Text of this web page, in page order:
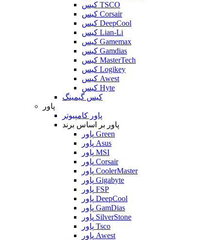
کیس TSCO
کیس Corsair
کیس DeepCool
کیس Lian-Li
کیس Gamemax
کیس Gamdias
کیس MasterTech
کیس Logikey
کیس Awest
کیس Hyte
کیس گیمینگ
پاور
پاور کامپیوتر
پاور بر اساس برند
پاور Green
پاور Asus
پاور MSI
پاور Corsair
پاور CoolerMaster
پاور Gigabyte
پاور FSP
پاور DeepCool
پاور GamDias
پاور SilverStone
پاور Tsco
پاور Awest